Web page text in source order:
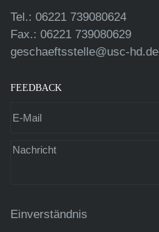
Tel.: 06221 739080624
Fax.: 06221 739080629
geschaeftsstelle@usc-hd.de
FEEDBACK
Einverständnis